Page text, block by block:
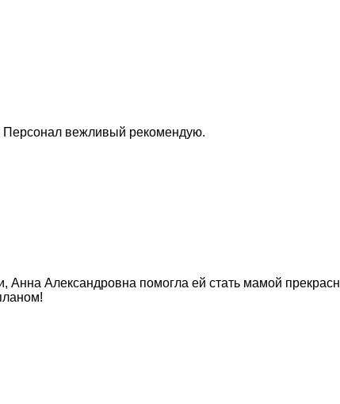
Персонал вежливый рекомендую.
Анна Александровна помогла ей стать мамой